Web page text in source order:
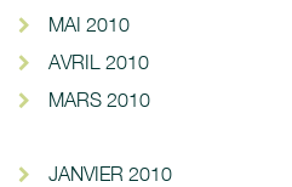
MAI 2010
AVRIL 2010
MARS 2010
JANVIER 2010